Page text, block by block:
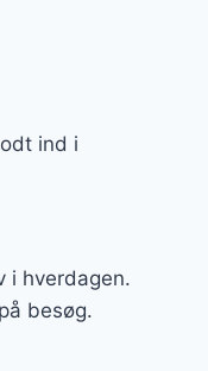
ind i
i hverdagen.
besøg.